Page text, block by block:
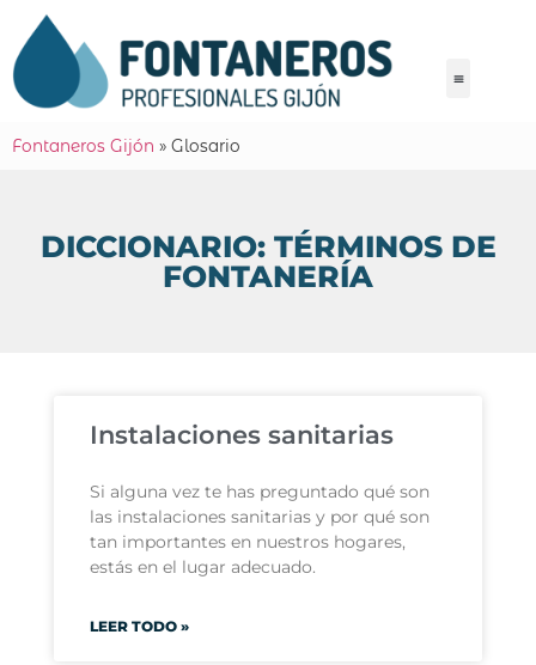
Fontaneros Gijón » Glosario
DICCIONARIO: TÉRMINOS DE
FONTANERÍA
Instalaciones sanitarias
Si alguna vez te has preguntado qué son
las instalaciones sanitarias y por qué son
tan importantes en nuestros hogares,
estás en el lugar adecuado.
LEER TODO »